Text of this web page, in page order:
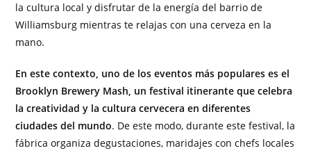
la cultura local y disfrutar de la energía del barrio de
Williamsburg mientras te relajas con una cerveza en la
mano.
En este contexto, uno de los eventos más populares es el
Brooklyn Brewery Mash, un festival itinerante que celebra
la creatividad y la cultura cervecera en diferentes
ciudades del mundo. De este modo, durante este festival, la
fábrica organiza degustaciones, maridajes con chefs locales